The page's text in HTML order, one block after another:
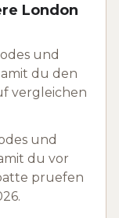
London
und
du den
vergleichen
und
du vor
pruefen